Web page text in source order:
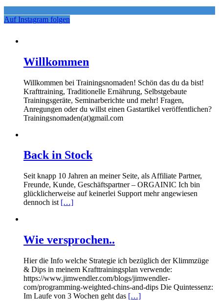
Auf Instagram folgen
Willkommen
Willkommen bei Trainingsnomaden! Schön das du da bist!
Krafttraining, Traditionelle Ernährung, Selbstgebaute
Trainingsgeräte, Seminarberichte und mehr! Fragen,
Anregungen oder du willst einen Gastartikel veröffentlichen?
Trainingsnomaden(at)gmail.com
Back in Stock
Seit knapp 10 Jahren an meiner Seite, als Affiliate Partner,
Freunde, Kunde, Geschäftspartner – ORGAINIC Ich bin
glücklicherweise auf keinerlei Support mehr angewiesen
dennoch ist […]
Wie versprochen..
Hier die Info welche Strategie ich bezüglich der Klimmzüge
& Dips in meinem Krafttrainingsplan verwende:
https://www.jimwendler.com/blogs/jimwendler-
com/programming-weighted-chins-and-dips Die Quintessenz:
Im Laufe von 3 Wochen geht das […]